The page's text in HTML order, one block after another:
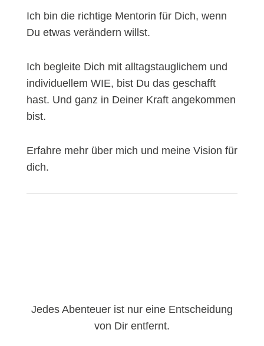
Ich bin die richtige Mentorin für Dich, wenn
Du etwas verändern willst.
Ich begleite Dich mit alltagstauglichem und
individuellem WIE, bist Du das geschafft
hast. Und ganz in Deiner Kraft angekommen
bist.
Erfahre mehr über mich und meine Vision für
dich.
Jedes Abenteuer ist nur eine Entscheidung
von Dir entfernt.